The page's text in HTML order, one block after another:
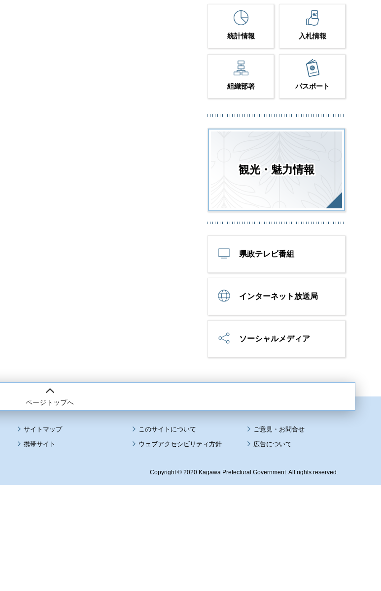
統計情報 入札情報
組織部署 パスポート
観光・魅力情報
県政テレビ番組
インターネット放送局
ソーシャルメディア
ページトップへ
サイトマップ
このサイトについて
携帯サイト
ウェブアクセシビリティ方針 広告について
Copyright © 2020 Kagawa Prefectural Government. All rights reserved.